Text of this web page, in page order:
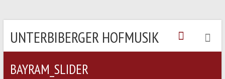
UNTERBIBERGER HOFMUSIK
BAYRAM_SLIDER